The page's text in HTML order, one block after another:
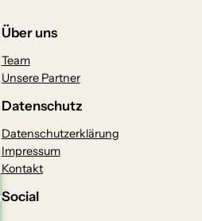
Über uns
Team
Unsere Partner
Datenschutz
Datenschutzerklärung
Impressum
Kontakt
Social